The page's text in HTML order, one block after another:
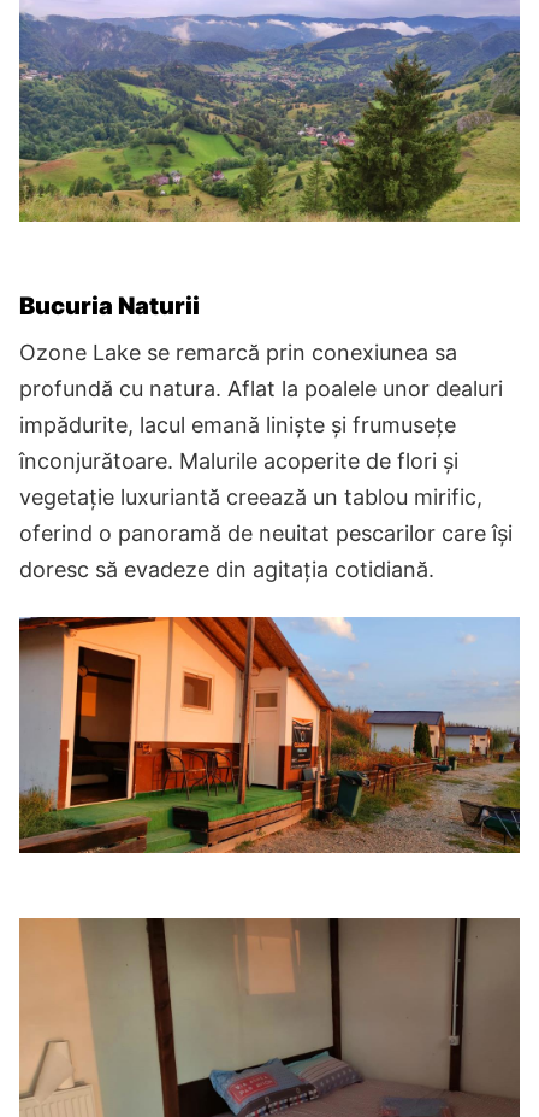
Bucuria Naturii
Ozone Lake se remarcă prin conexiunea sa
profundă cu natura. Aflat la poalele unor dealuri
impădurite, lacul emană liniște și frumusețe
înconjurătoare. Malurile acoperite de flori și
vegetație luxuriantă creează un tablou mirific,
oferind o panoramă de neuitat pescarilor care își
doresc să evadeze din agitația cotidiană.